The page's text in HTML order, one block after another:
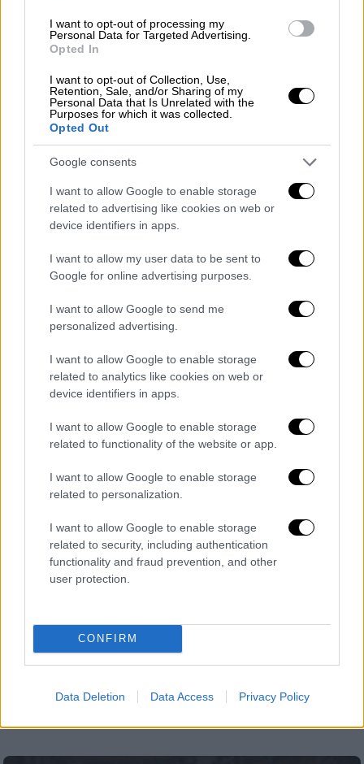
I want to opt-out of processing my
Personal Data for Targeted Advertising.
Opted In
I want to opt-out of Collection, Use,
Retention, Sale, and/or Sharing of my
Personal Data that Is Unrelated with the
Purposes for which it was collected.
Opted Out
Google consents
I want to allow Google to enable storage
related to advertising like cookies on web or
device identifiers in apps.
I want to allow my user data to be sent to
Google for online advertising purposes.
I want to allow Google to send me
personalized advertising.
I want to allow Google to enable storage
related to analytics like cookies on web or
device identifiers in apps.
I want to allow Google to enable storage
related to functionality of the website or app.
I want to allow Google to enable storage
related to personalization.
I want to allow Google to enable storage
related to security, including authentication
functionality and fraud prevention, and other
user protection.
CONFIRM
Data Deletion Data Access Privacy Policy
Κόσμος|11.09.2024 06:15
11η Σεπτεμβρίου: «Αν και δε σε γνώρισα,
δε θα σε ξεχάσω»: 23 χρόνια μετά, οι
οικογένειες κρατούν τη μνήμη των
συγγενών τους ζωντανή
Οι «οικογένειες της 11ης Σεπτεμβρίου»
φέρουν ένα ξεχωριστό βάρος μέσα από τις
γενιές, ενώ η ανάμνηση και η κατανόηση της
φρικαλεότητας των επιθέσεων, κάποια
μέρα, θα εναπόκεινται σε έναν κόσμο όπου η
βιωματική μνήμη δεν θα υπάρχει πια
Κόσμος|10.03.2024 22:51
Αλ Κάιντα: Ανακοίνωσε το θάνατο του
ηγέτη της Χαλίντ μπιν Ουμάρ Μπατάρφι
Η οργάνωση ονόμασε τον Σαϊντ μπιν Ατίφ αλ